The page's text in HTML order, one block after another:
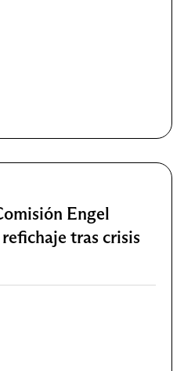
Engel
tras crisis